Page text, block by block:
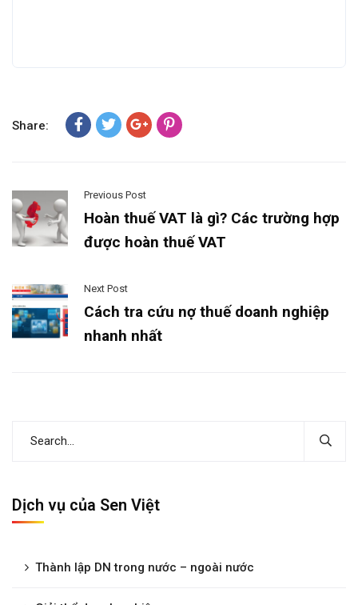
Share:
Previous Post
Hoàn thuế VAT là gì? Các trường hợp
được hoàn thuế VAT
Next Post
Cách tra cứu nợ thuế doanh nghiệp
nhanh nhất
Dịch vụ của Sen Việt
Thành lập DN trong nước – ngoài nước